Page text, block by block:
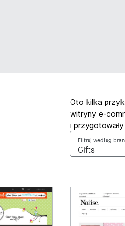
Oto kilka
witryny e-
i
Filtruj według